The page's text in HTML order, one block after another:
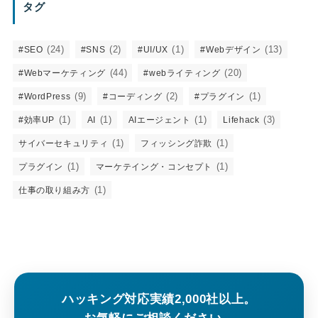
タグ
#SEO (24) #SNS (2) #UI/UX (1) #Webデザイン (13)
#Webマーケティング (44) #webライティング (20)
#WordPress (9) #コーディング (2) #プラグイン (1)
#効率UP (1) AI (1) AIエージェント (1) Lifehack (3)
サイバーセキュリティ (1) フィッシング詐欺 (1)
プラグイン (1) マーケテイング・コンセプト (1)
仕事の取り組み方 (1)
ハッキング対応実績2,000社以上。